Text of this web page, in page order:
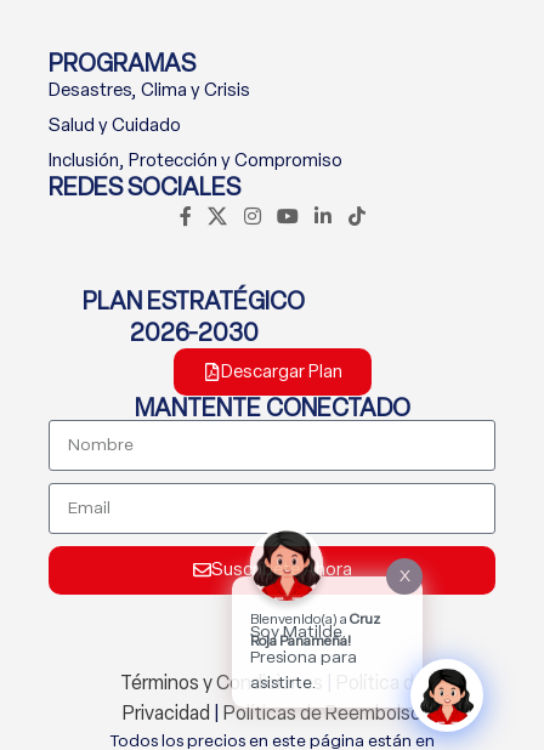
PROGRAMAS
Desastres, Clima y Crisis
Salud y Cuidado
Inclusión, Protección y Compromiso
REDES SOCIALES
PLAN ESTRATÉGICO
2026-2030
Descargar Plan
MANTENTE CONECTADO
Suscríbete Ahora
Términos y Condiciones
Política de
Privacidad
Políticas de Reembolso
Todos los precios en este página están en
X
Bienvenido(a) a Cruz
Roja Panameña!
Soy Matilde.
Presiona para
asistirte.